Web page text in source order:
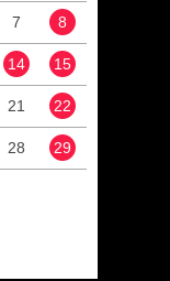
7 8
14 15
21 22
28 29